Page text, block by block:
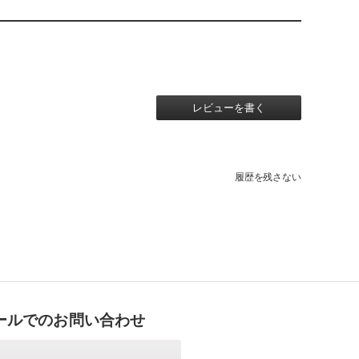
レビューを書く
履歴を残さない
ルでのお問い合わせ